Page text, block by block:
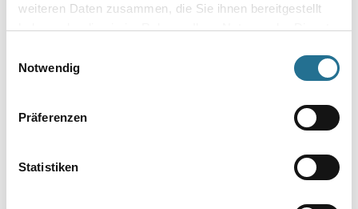
weiteren Daten zusammen, die Sie ihnen bereitgestellt
haben oder die sie im Rahmen Ihrer Nutzung der Dienste
Notwendig
Präferenzen
Statistiken